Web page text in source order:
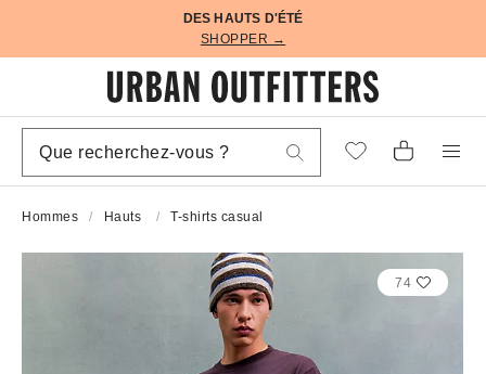
DES HAUTS D'ÉTÉ
SHOPPER →
Hommes Hauts T-shirts casual
74